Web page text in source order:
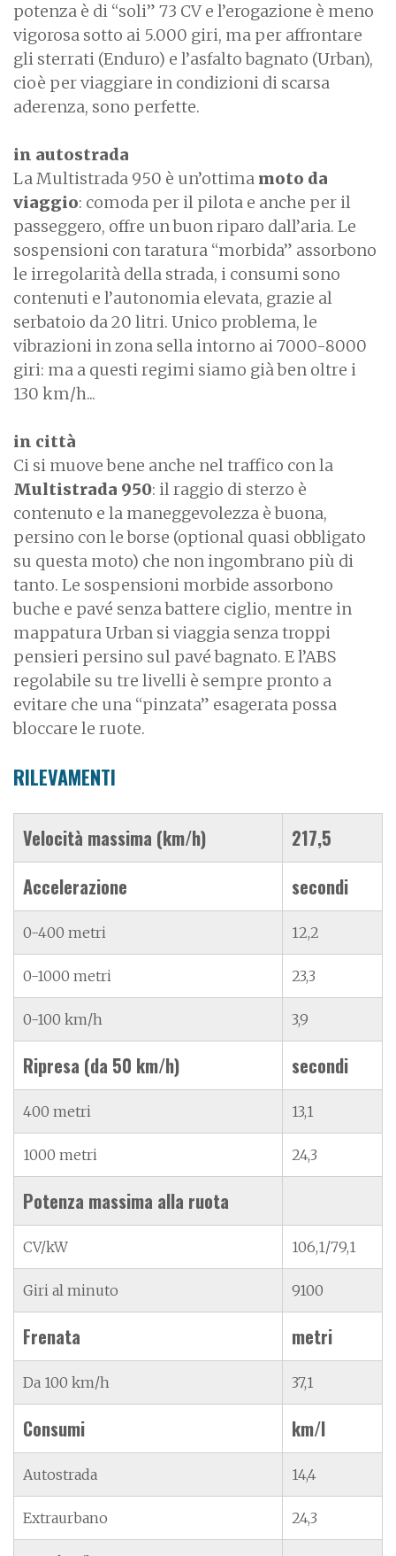
potenza è di “soli” 73 CV e l’erogazione è meno
vigorosa sotto ai 5.000 giri, ma per affrontare
gli sterrati (Enduro) e l’asfalto bagnato (Urban),
cioè per viaggiare in condizioni di scarsa
aderenza, sono perfette.
in autostrada
La Multistrada 950 è un’ottima moto da
viaggio: comoda per il pilota e anche per il
passeggero, offre un buon riparo dall’aria. Le
sospensioni con taratura “morbida” assorbono
le irregolarità della strada, i consumi sono
contenuti e l’autonomia elevata, grazie al
serbatoio da 20 litri. Unico problema, le
vibrazioni in zona sella intorno ai 7000-8000
giri: ma a questi regimi siamo già ben oltre i
130 km/h...
in città
Ci si muove bene anche nel traffico con la
Multistrada 950: il raggio di sterzo è
contenuto e la maneggevolezza è buona,
persino con le borse (optional quasi obbligato
su questa moto) che non ingombrano più di
tanto. Le sospensioni morbide assorbono
buche e pavé senza battere ciglio, mentre in
mappatura Urban si viaggia senza troppi
pensieri persino sul pavé bagnato. E l’ABS
regolabile su tre livelli è sempre pronto a
evitare che una “pinzata” esagerata possa
bloccare le ruote.
RILEVAMENTI
Velocità massima (km/h)
217,5
Accelerazione
secondi
0-400 metri 12,2
0-1000 metri 23,3
0-100 km/h 3,9
Ripresa (da 50 km/h) secondi
400 metri 13,1
1000 metri 24,3
Potenza massima alla ruota
CV/kW 106,1/79,1
Giri al minuto 9100
Frenata metri
Da 100 km/h 37,1
Consumi km/l
Autostrada 14,4
Extraurbano 24,3